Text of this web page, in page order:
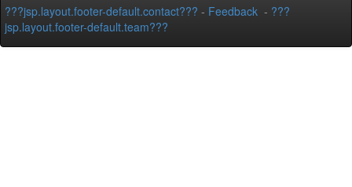
???jsp.layout.footer-default.contact??? - Feedback - ???
jsp.layout.footer-default.team???